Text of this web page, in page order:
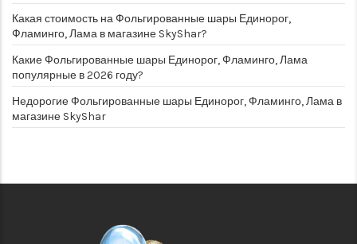
Какая стоимость на Фольгированные шары Единорог,
Фламинго, Лама в магазине SkyShar?
Какие Фольгированные шары Единорог, Фламинго, Лама
популярные в 2026 году?
Недорогие Фольгированные шары Единорог, Фламинго, Лама в
магазине SkyShar